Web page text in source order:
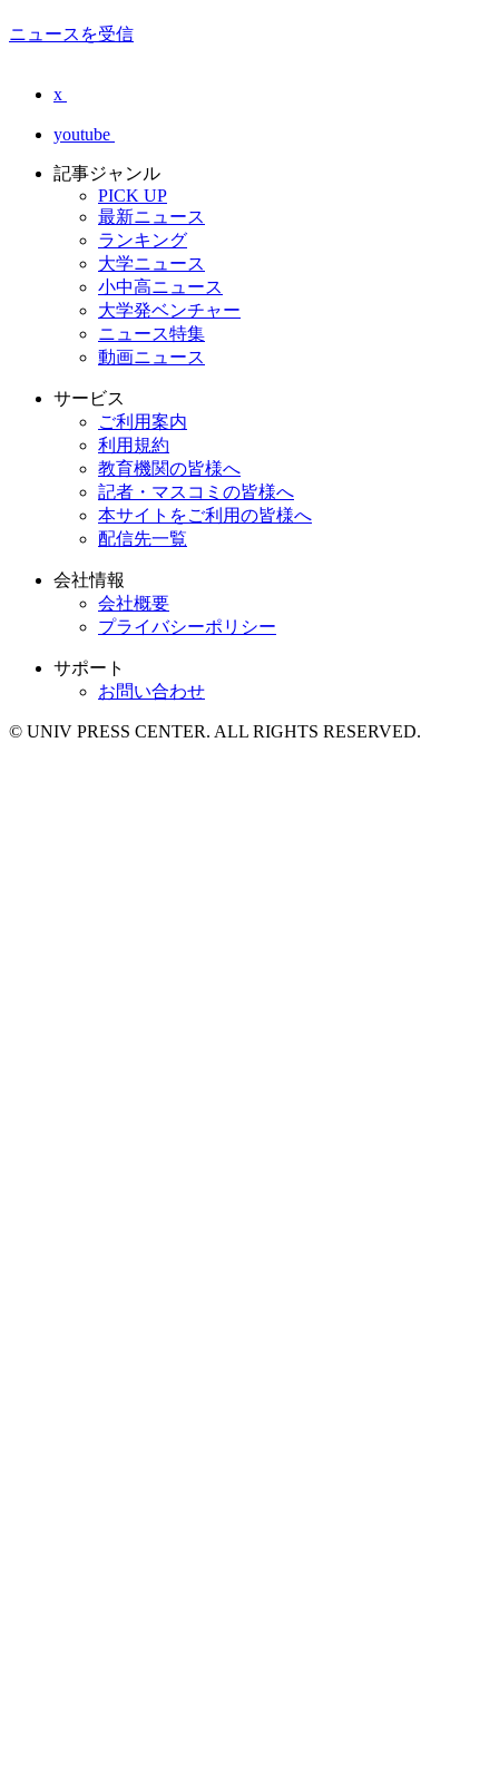
ニュースを受信
x
youtube
記事ジャンル
PICK UP
最新ニュース
ランキング
大学ニュース
小中高ニュース
大学発ベンチャー
ニュース特集
動画ニュース
サービス
ご利用案内
利用規約
教育機関の皆様へ
記者・マスコミの皆様へ
本サイトをご利用の皆様へ
配信先一覧
会社情報
会社概要
プライバシーポリシー
サポート
お問い合わせ
© UNIV PRESS CENTER. ALL RIGHTS RESERVED.